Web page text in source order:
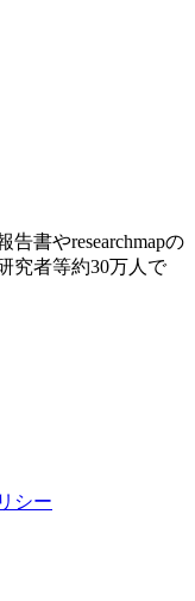
書やresearchmapの
究者等約30万人で
シー